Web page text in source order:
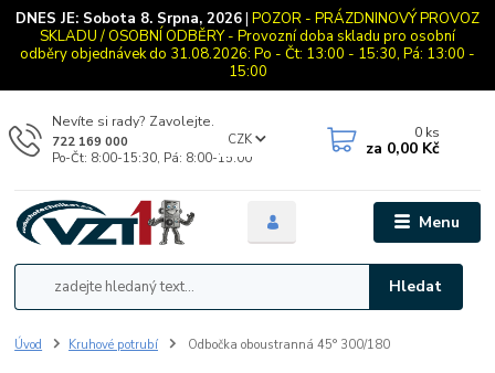
DNES JE: Sobota 8. Srpna, 2026| POZOR - PRÁZDNINOVÝ PROVOZ
SKLADU / OSOBNÍ ODBĚRY - Provozní doba skladu pro osobní
odběry objednávek do 31.08.2026: Po - Čt: 13:00 - 15:30, Pá: 13:00 -
15:00
Menu
CZK
Hledat
Nevíte si rady? Zavolejte.
722 169 000
Po-Čt: 8:00-15:30, Pá: 8:00-15:00
0 ks
za 0,00 Kč
Úvod Kruhové potrubí Odbočka oboustranná 45° 300/180